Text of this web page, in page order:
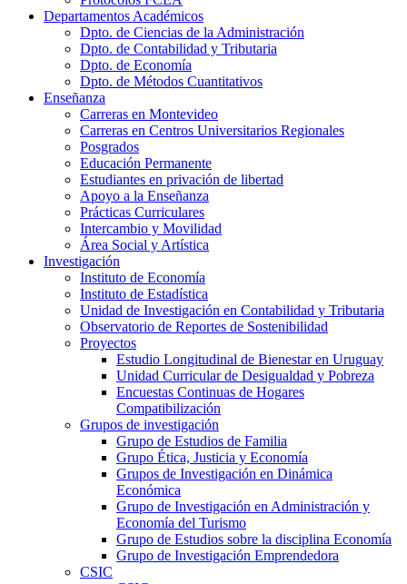
Departamentos Académicos
Dpto. de Ciencias de la Administración
Dpto. de Contabilidad y Tributaria
Dpto. de Economía
Dpto. de Métodos Cuantitativos
Enseñanza
Carreras en Montevideo
Carreras en Centros Universitarios Regionales
Posgrados
Educación Permanente
Estudiantes en privación de libertad
Apoyo a la Enseñanza
Prácticas Curriculares
Intercambio y Movilidad
Área Social y Artística
Investigación
Instituto de Economía
Instituto de Estadística
Unidad de Investigación en Contabilidad y Tributaria
Observatorio de Reportes de Sostenibilidad
Proyectos
Estudio Longitudinal de Bienestar en Uruguay
Unidad Curricular de Desigualdad y Pobreza
Encuestas Continuas de Hogares
Compatibilización
Grupos de investigación
Grupo de Estudios de Familia
Grupo Ética, Justicia y Economía
Grupos de Investigación en Dinámica
Económica
Grupo de Investigación en Administración y
Economía del Turismo
Grupo de Estudios sobre la disciplina Economía
Grupo de Investigación Emprendedora
CSIC